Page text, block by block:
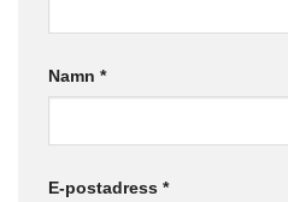
Namn *
E-postadress *